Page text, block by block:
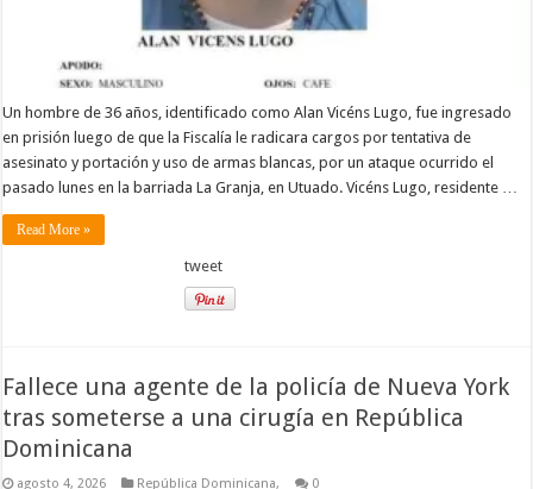
Un hombre de 36 años, identificado como Alan Vicéns Lugo, fue ingresado
en prisión luego de que la Fiscalía le radicara cargos por tentativa de
asesinato y portación y uso de armas blancas, por un ataque ocurrido el
pasado lunes en la barriada La Granja, en Utuado. Vicéns Lugo, residente …
Read More »
tweet
Fallece una agente de la policía de Nueva York
tras someterse a una cirugía en República
Dominicana
agosto 4, 2026 República Dominicana, 0